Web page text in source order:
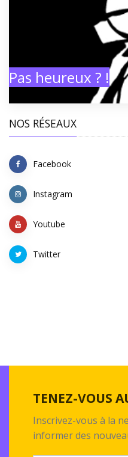
Pas heureux ? !
NOS RÉSEAUX
Facebook
Instagram
Youtube
Twitter
TENEZ-VOUS
Inscrivez-vous à la
informer des